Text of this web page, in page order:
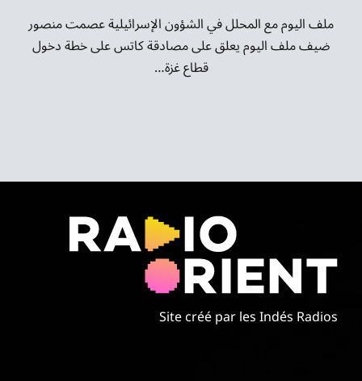
من نحن
تواصل معنا
ملف اليوم مع المحلل في الشؤون الإسرائيلية عصمت منصور
ضيف ملف اليوم يعلق على مصادقة كاتس على خطة دخول
قطاع غزة…
Site créé par les Indés Radios